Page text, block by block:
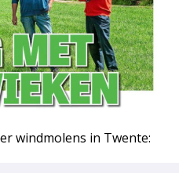
windmolens in Twente: